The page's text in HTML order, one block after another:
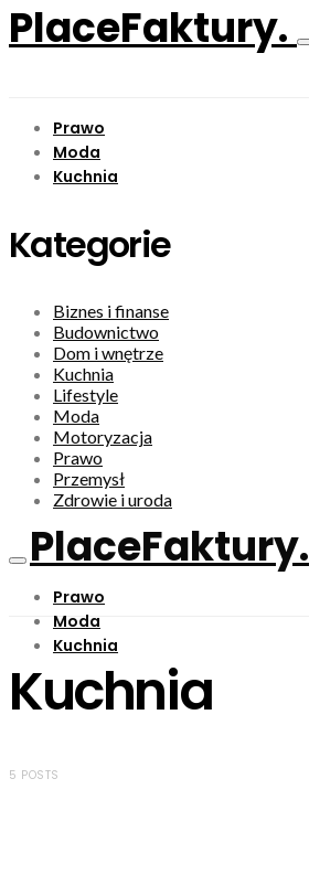
PlaceFaktury.
Prawo
Moda
Kuchnia
Kategorie
Biznes i finanse
Budownictwo
Dom i wnętrze
Kuchnia
Lifestyle
Moda
Motoryzacja
Prawo
Przemysł
Zdrowie i uroda
PlaceFaktury.
Prawo
Moda
Kuchnia
Kuchnia
5 POSTS